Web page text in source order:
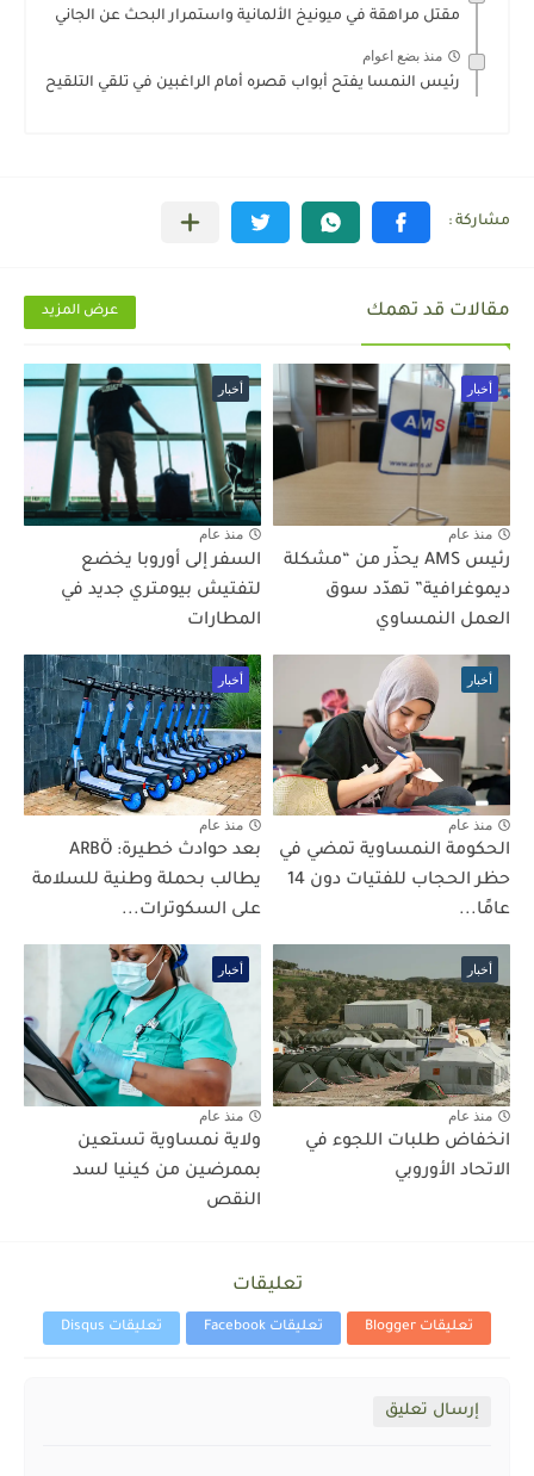
مقتل مراهقة في ميونيخ الألمانية واستمرار البحث عن الجاني
منذ بضع اعوام
رئيس النمسا يفتح أبواب قصره أمام الراغبين في تلقي التلقيح
مقالات قد تهمك عرض المزيد
أخبار
منذ عام
رئيس AMS يحذّر من “مشكلة
ديموغرافية” تهدّد سوق
العمل النمساوي
أخبار
منذ عام
السفر إلى أوروبا يخضع
لتفتيش بيومتري جديد في
المطارات
أخبار
منذ عام
الحكومة النمساوية تمضي في
حظر الحجاب للفتيات دون 14
عامًا...
أخبار
منذ عام
بعد حوادث خطيرة: ARBÖ
يطالب بحملة وطنية للسلامة
على السكوترات...
أخبار
منذ عام
انخفاض طلبات اللجوء في
الاتحاد الأوروبي
أخبار
منذ عام
ولاية نمساوية تستعين
بممرضين من كينيا لسد
النقص
تعليقات
تعليقات Blogger تعليقات Facebook تعليقات Disqus
إرسال تعليق